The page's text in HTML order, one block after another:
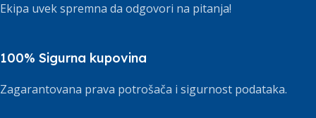
Ekipa uvek spremna da odgovori na pitanja!
100% Sigurna kupovina
Zagarantovana prava potrošača i sigurnost podataka.